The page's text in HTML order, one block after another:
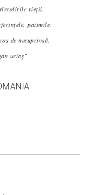
vieţii,
patimile,
de necuprinsă,
uriaş”